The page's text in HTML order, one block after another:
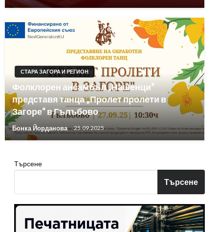
СТАРА ЗАГОРА И РЕГИОН
Фолклорен ансамбъл „Нашенци“
представя танца „Пролет пролети в
Загоре“ в Гълъбово
Бонка Йорданова 25.09.2025
Търсене
Търсене